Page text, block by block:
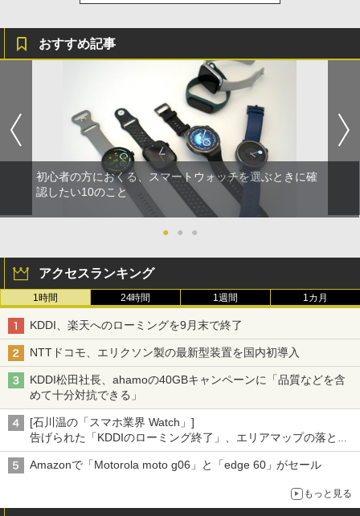
おすすめ記事
初心者の方におくる、スマートウォッチを選ぶときに確
認したい10のこと
● ● ●
アクセスランキング
1時間 24時間 1週間 1カ月
KDDI、楽天へのローミングを9月末で終了
NTTドコモ、エリクソン製の最新型装置を国内初導入
KDDI松田社長、ahamoの40GBキャンペーンに「品質などを含
めて十分対抗できる」
[石川温の「スマホ業界 Watch」]
告げられた「KDDIのローミング終了」、エリアマップの落とし
穴と楽天モバイルの課題
Amazonで「Motorola moto g06」と「edge 60」がセール
もっと見る